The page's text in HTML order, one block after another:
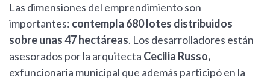
Las dimensiones del emprendimiento son
importantes: contempla 680 lotes distribuidos
sobre unas 47 hectáreas. Los desarrolladores están
asesorados por la arquitecta Cecilia Russo,
exfuncionaria municipal que además participó en la